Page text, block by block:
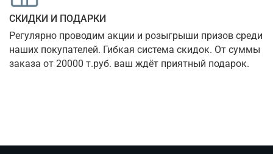
СКИДКИ И ПОДАРКИ
Регулярно проводим акции и розыгрыши призов среди
наших покупателей. Гибкая система скидок. От суммы
заказа от 20000 т.руб. ваш ждёт приятный подарок.